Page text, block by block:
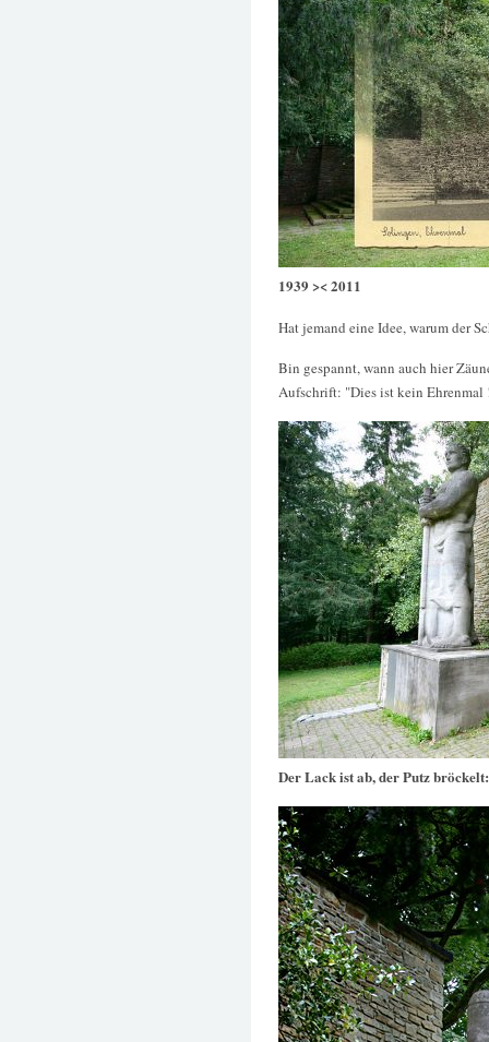
1939 >< 2011
Hat jemand eine Idee, warum der
Bin gespannt, wann auch hier
Aufschrift: "Dies ist kein Ehrenmal
Der Lack ist ab, der Putz